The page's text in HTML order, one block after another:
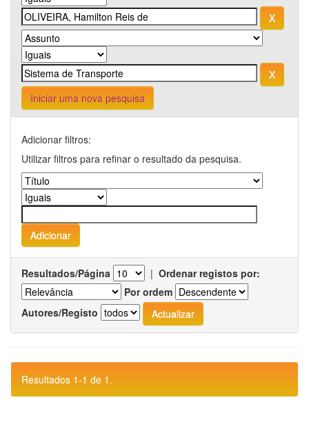
Iniciar uma nova pesquisa
Adicionar filtros:
Utilizar filtros para refinar o resultado da pesquisa.
Resultados/Página | Ordenar registos por:
Por ordem
Autores/Registo
Resultados 1-1 de 1.